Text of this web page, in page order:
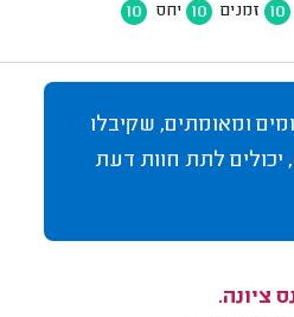
10 זמנים 10 יחס 10
ומאומתים, שקיבלו
לתת חוות דעת
ציונה.